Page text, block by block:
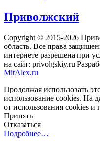
Приволжский
Copyright © 2015-2026
область. Все права
интернете разрешена при
на сайт: privolgskiy.ru
MitAlex.ru
Продолжая использовать
использование cookies. На
от использования cookies и
Принять
Отказаться
Подробнее…